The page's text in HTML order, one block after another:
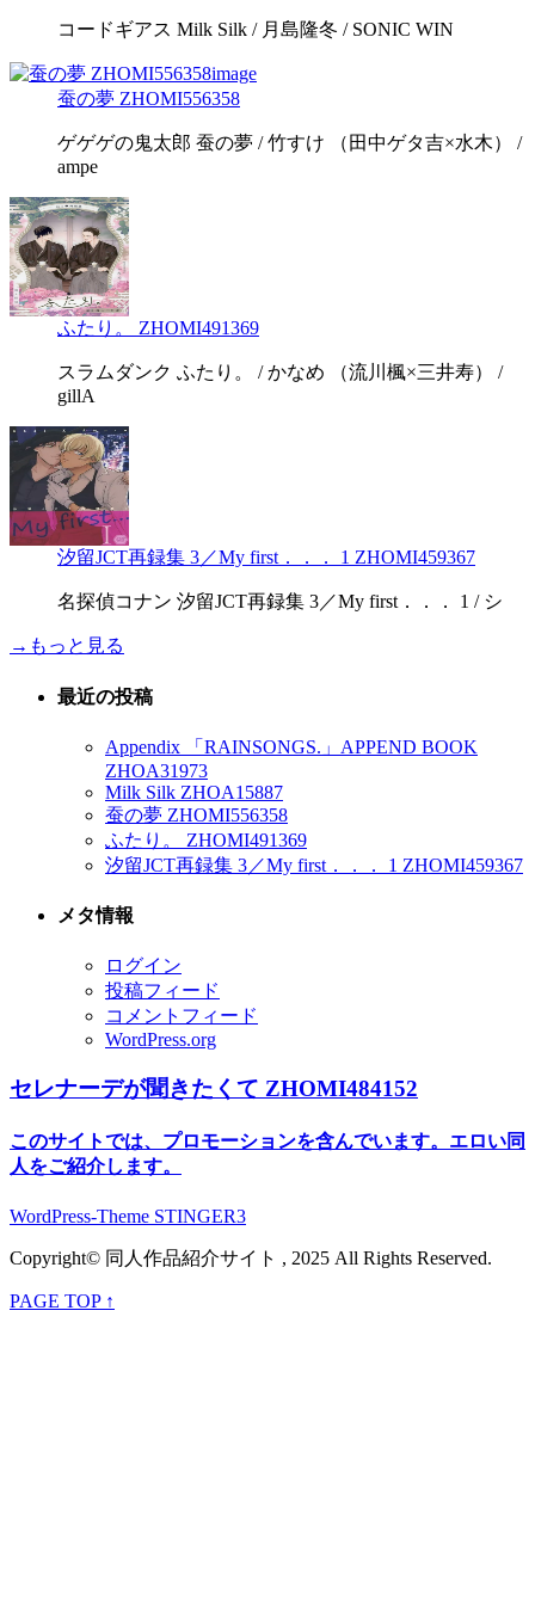
コードギアス Milk Silk / 月島隆冬 / SONIC WIN
蚕の夢 ZHOMI556358
ゲゲゲの鬼太郎 蚕の夢 / 竹すけ （田中ゲタ吉×水木） /
ampe
ふたり。 ZHOMI491369
スラムダンク ふたり。 / かなめ （流川楓×三井寿） /
gillA
汐留JCT再録集 3／My first．．． 1 ZHOMI459367
名探偵コナン 汐留JCT再録集 3／My first．．． 1 / シ
→もっと見る
最近の投稿
Appendix 「RAINSONGS.」APPEND BOOK
ZHOA31973
Milk Silk ZHOA15887
蚕の夢 ZHOMI556358
ふたり。 ZHOMI491369
汐留JCT再録集 3／My first．．． 1 ZHOMI459367
メタ情報
ログイン
投稿フィード
コメントフィード
WordPress.org
セレナーデが聞きたくて ZHOMI484152
このサイトでは、プロモーションを含んでいます。エロい同
人をご紹介します。
WordPress-Theme STINGER3
Copyright© 同人作品紹介サイト , 2025 All Rights Reserved.
PAGE TOP ↑